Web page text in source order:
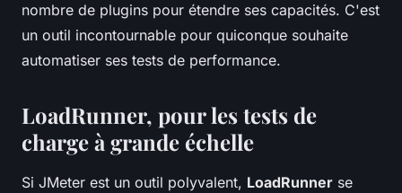
nombre de plugins pour étendre ses capacités. C'est
un outil incontournable pour quiconque souhaite
automatiser ses tests de performance.
LoadRunner, pour les tests de
charge à grande échelle
Si JMeter est un outil polyvalent, LoadRunner se